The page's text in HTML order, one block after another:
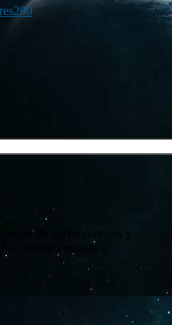
290
de los fenómenos y
en nuestro mundo.»